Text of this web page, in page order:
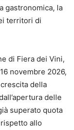
gastronomica, la
territori di
di Fiera dei Vini,
novembre 2026,
della
delle
superato quota
allo